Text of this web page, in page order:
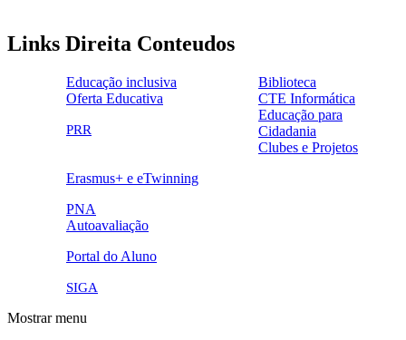
Links Direita Conteudos
ensinoinclusivo.png
Educação inclusiva
link1.png
Biblioteca
oferta_edu.png
Oferta Educativa
cte2.png
CTE Informática
selo_importancia_estrategica.png
PRR
logo_epc_2.png
Educação para
Cidadania
Clubes e Projetos
ue.png.png
Erasmus+ e eTwinning
pna.png
PNA
eye-42848_640.png
Autoavaliação
link4.png
Portal do Aluno
SIGA
Mostrar menu